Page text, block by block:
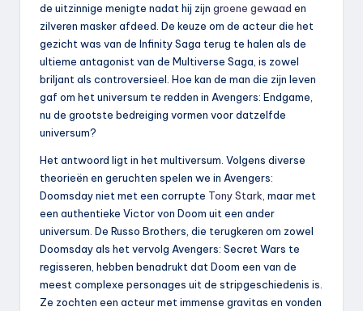
de uitzinnige menigte nadat hij zijn groene gewaad en
zilveren masker afdeed. De keuze om de acteur die het
gezicht was van de Infinity Saga terug te halen als de
ultieme antagonist van de Multiverse Saga, is zowel
briljant als controversieel. Hoe kan de man die zijn leven
gaf om het universum te redden in Avengers: Endgame,
nu de grootste bedreiging vormen voor datzelfde
universum?
Het antwoord ligt in het multiversum. Volgens diverse
theorieën en geruchten spelen we in Avengers:
Doomsday niet met een corrupte Tony Stark , maar met
een authentieke Victor von Doom uit een ander
universum. De Russo Brothers, die terugkeren om zowel
Doomsday als het vervolg Avengers: Secret Wars te
regisseren, hebben benadrukt dat Doom een van de
meest complexe personages uit de stripgeschiedenis is.
Ze zochten een acteur met immense gravitas en vonden